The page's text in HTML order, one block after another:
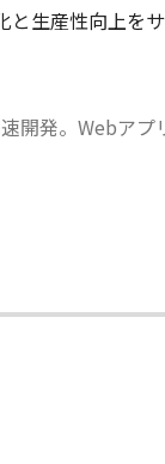
生産性向上をサ
開発。Webア